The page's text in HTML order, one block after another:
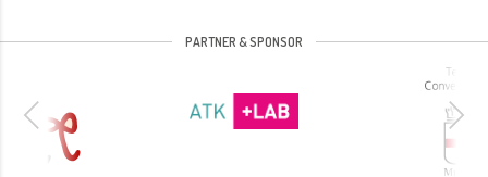
PARTNER & SPONSOR